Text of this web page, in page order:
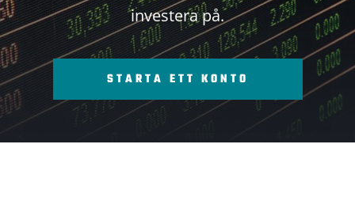
investera på.
STARTA ETT KONTO